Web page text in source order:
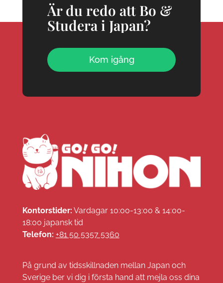
Är du redo att Bo &
Studera i Japan?
Kom igång
Kontorstider: Vardagar 10:00-13:00 & 14:00-
18:00 japansk tid
Telefon: +81 50 5357 5360
På grund av tidsskillnaden mellan Japan och
Sverige ber vi dig i första hand att mejla oss dina